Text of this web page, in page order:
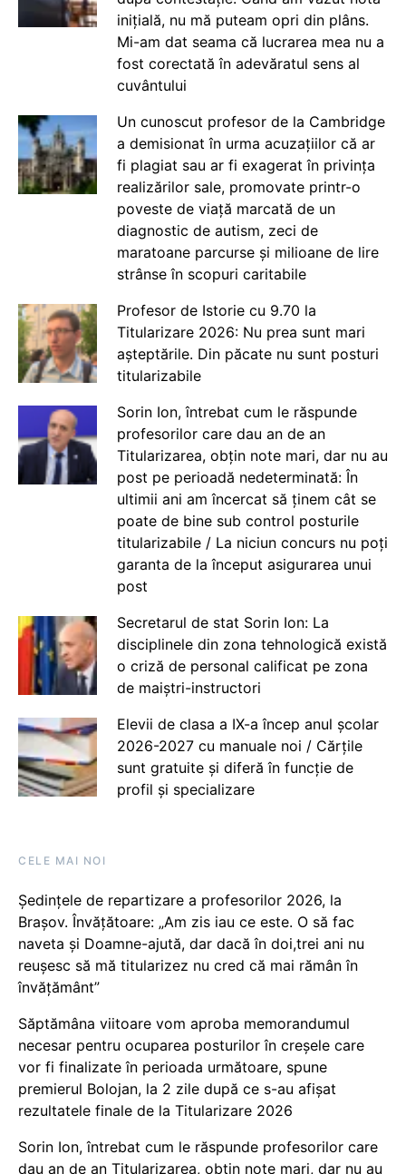
inițială, nu mă puteam opri din plâns.
Mi-am dat seama că lucrarea mea nu a
fost corectată în adevăratul sens al
cuvântului
Un cunoscut profesor de la Cambridge
a demisionat în urma acuzațiilor că ar
fi plagiat sau ar fi exagerat în privința
realizărilor sale, promovate printr-o
poveste de viață marcată de un
diagnostic de autism, zeci de
maratoane parcurse și milioane de lire
strânse în scopuri caritabile
Profesor de Istorie cu 9.70 la
Titularizare 2026: Nu prea sunt mari
așteptările. Din păcate nu sunt posturi
titularizabile
Sorin Ion, întrebat cum le răspunde
profesorilor care dau an de an
Titularizarea, obțin note mari, dar nu au
post pe perioadă nedeterminată: În
ultimii ani am încercat să ținem cât se
poate de bine sub control posturile
titularizabile / La niciun concurs nu poți
garanta de la început asigurarea unui
post
Secretarul de stat Sorin Ion: La
disciplinele din zona tehnologică există
o criză de personal calificat pe zona
de maiștri-instructori
Elevii de clasa a IX-a încep anul școlar
2026-2027 cu manuale noi / Cărțile
sunt gratuite și diferă în funcție de
profil și specializare
CELE MAI NOI
Ședințele de repartizare a profesorilor 2026, la
Brașov. Învățătoare: „Am zis iau ce este. O să fac
naveta și Doamne-ajută, dar dacă în doi,trei ani nu
reușesc să mă titularizez nu cred că mai rămân în
învățământ”
Săptămâna viitoare vom aproba memorandumul
necesar pentru ocuparea posturilor în creșele care
vor fi finalizate în perioada următoare, spune
premierul Bolojan, la 2 zile după ce s-au afișat
rezultatele finale de la Titularizare 2026
Sorin Ion, întrebat cum le răspunde profesorilor care
dau an de an Titularizarea, obțin note mari, dar nu au